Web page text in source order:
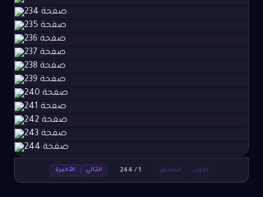
الأولى السابق 1
/
244 التالي الأخيرة